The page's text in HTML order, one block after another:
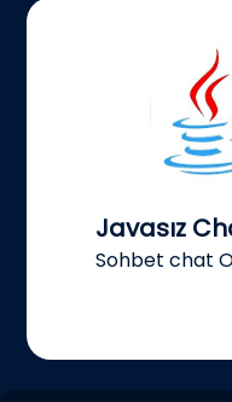
Javasız
Sohbet chat